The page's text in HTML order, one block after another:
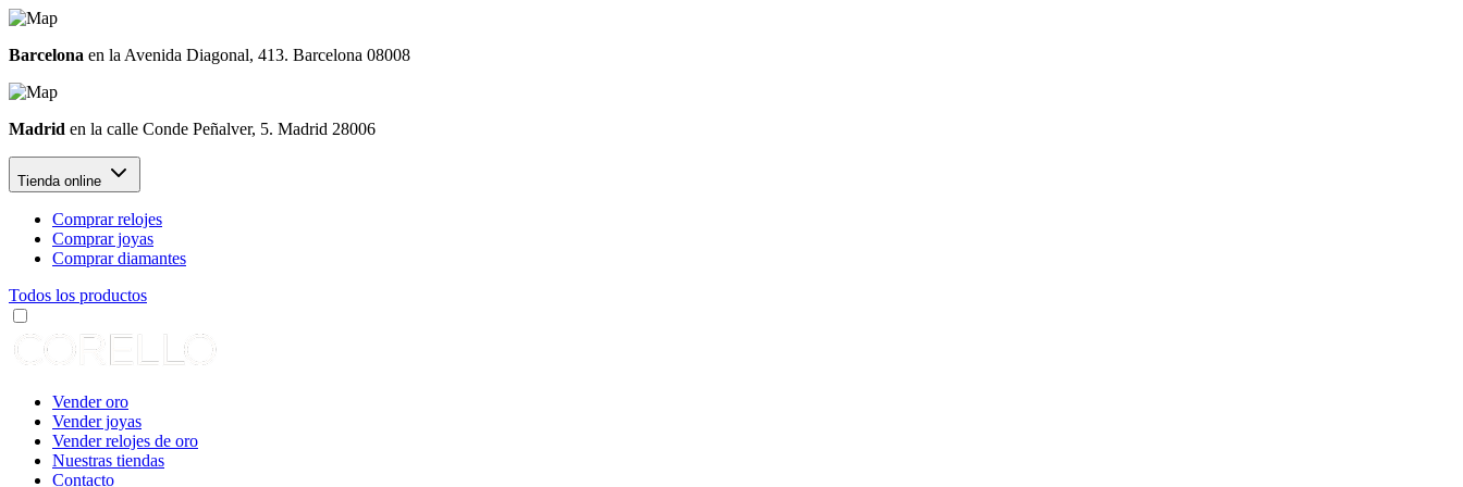
Barcelona en la Avenida Diagonal, 413. Barcelona 08008
Madrid en la calle Conde Peñalver, 5. Madrid 28006
Tienda online
Comprar relojes
Comprar joyas
Comprar diamantes
Todos los productos
Vender oro
Vender joyas
Vender relojes de oro
Nuestras tiendas
Contacto